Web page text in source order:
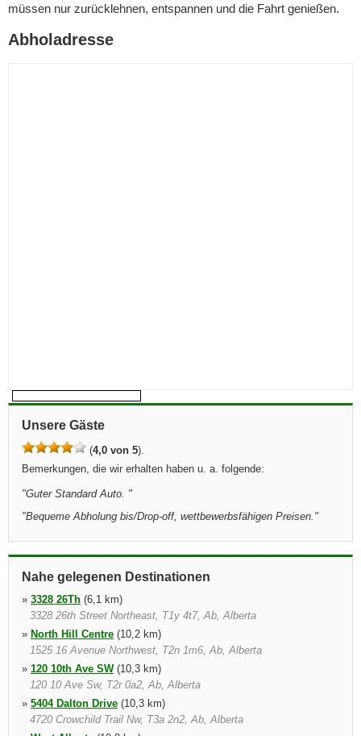
müssen nur zurücklehnen, entspannen und die Fahrt genießen.
Abholadresse
Unsere Gäste
(4,0 von 5).
Bemerkungen, die wir erhalten haben u. a. folgende:
"Guter Standard Auto. "
"Bequeme Abholung bis/Drop-off, wettbewerbsfähigen Preisen. "
Nahe gelegenen Destinationen
» 3328 26Th (6,1 km)
3328 26th Street Northeast, T1y 4t7, Ab, Alberta
» North Hill Centre (10,2 km)
1525 16 Avenue Northwest, T2n 1m6, Ab, Alberta
» 120 10th Ave SW(10,3 km)
120 10 Ave Sw, T2r 0a2, Ab, Alberta
» 5404 Dalton Drive (10,3 km)
4720 Crowchild Trail Nw, T3a 2n2, Ab, Alberta